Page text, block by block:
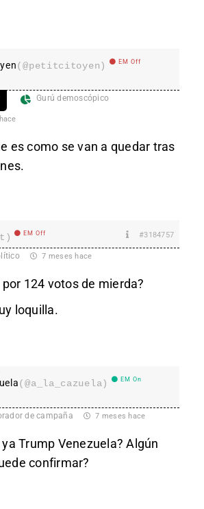
(@petitcitoyen) EM Off
Gurú demoscópico
es como se van a quedar tras
EM Off #3184757
7 meses hace
124 votos de mierda?
loquilla.
(@a_la_cazuela) EM On
de campaña 7 meses hace
Trump Venezuela? Algún
confirmar?